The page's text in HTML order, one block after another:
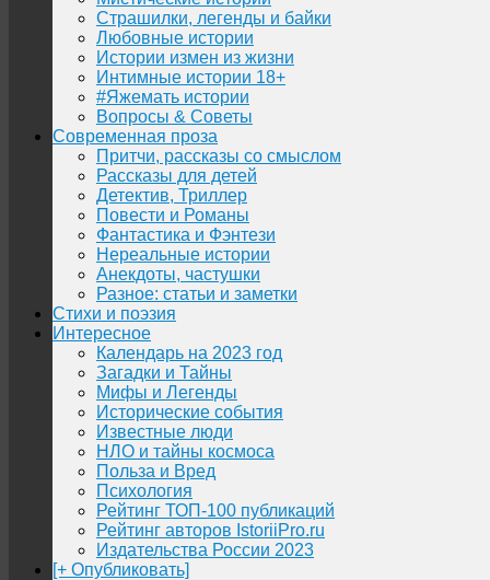
Страшилки, легенды и байки
Любовные истории
Истории измен из жизни
Интимные истории 18+
#Яжемать истории
Вопросы & Советы
Современная проза
Притчи, рассказы со смыслом
Рассказы для детей
Детектив, Триллер
Повести и Романы
Фантастика и Фэнтези
Нереальные истории
Анекдоты, частушки
Разное: статьи и заметки
Стихи и поэзия
Интересное
Календарь на 2023 год
Загадки и Тайны
Мифы и Легенды
Исторические события
Известные люди
НЛО и тайны космоса
Польза и Вред
Психология
Рейтинг ТОП-100 публикаций
Рейтинг авторов IstoriiPro.ru
Издательства России 2023
[+ Опубликовать]